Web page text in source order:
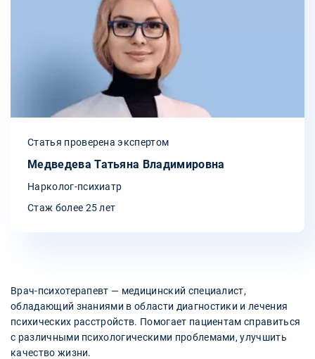
Статья проверена экспертом
Медведева Татьяна Владимировна
Нарколог-психиатр
Стаж более 25 лет
Врач-психотерапевт — медицинский специалист,
обладающий знаниями в области диагностики и лечения
психических расстройств. Помогает пациентам справиться
с различными психологическими проблемами, улучшить
качество жизни.